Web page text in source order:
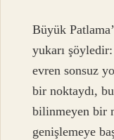
Büyük
yukarı
evren sonsuz
bir noktaydı,
bilinmeyen bir
genişlemeye